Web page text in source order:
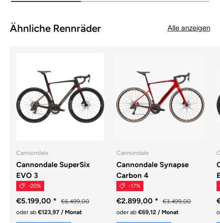
Ähnliche Rennräder Alle anzeigen
Cannondale
Cannondale SuperSix
EVO 3
-20%
€5.199,00 *
€6.499,00
oder ab €123,97 / Monat
Cannondale
Cannondale Synapse
Carbon 4
-17%
€2.899,00 *
€3.499,00
oder ab €69,12 / Monat